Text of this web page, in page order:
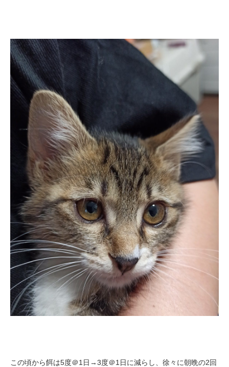
この頃から餌は5度＠1日→3度＠1日に減らし、徐々に朝晩の2回